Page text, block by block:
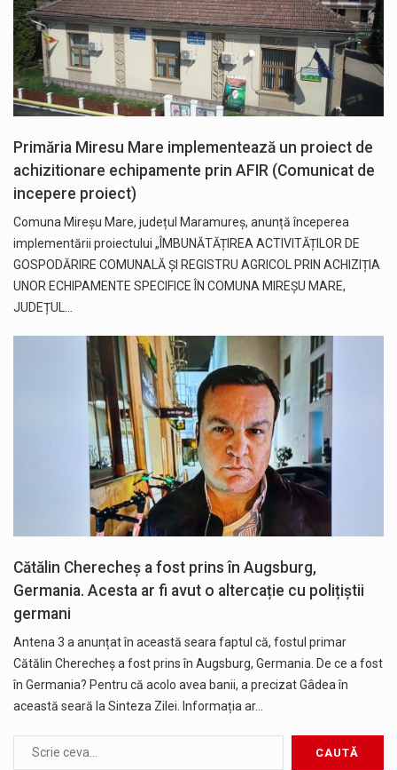
Primăria Miresu Mare implementează un proiect de
achizitionare echipamente prin AFIR (Comunicat de
incepere proiect)
Comuna Mireșu Mare, județul Maramureș, anunță începerea
implementării proiectului „ÎMBUNĂTĂȚIREA ACTIVITĂȚILOR DE
GOSPODĂRIRE COMUNALĂ ȘI REGISTRU AGRICOL PRIN ACHIZIȚIA
UNOR ECHIPAMENTE SPECIFICE ÎN COMUNA MIREȘU MARE,
JUDEȚUL…
Cătălin Cherecheș a fost prins în Augsburg,
Germania. Acesta ar fi avut o altercație cu polițiștii
germani
Antena 3 a anunțat în această seara faptul că, fostul primar
Cătălin Cherecheș a fost prins în Augsburg, Germania. De ce a fost
în Germania? Pentru că acolo avea banii, a precizat Gâdea în
această seară la Sinteza Zilei. Informația ar…